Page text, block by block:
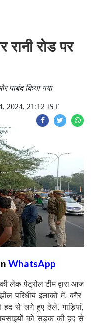
रोड पर
पाबंद किया गया
2024, 21:12 IST
WhatsApp
लेक पेट्रोल टीम द्वारा आज
परिधीय इलाकों में, बगैर
से लगे हुए ठेले, गाड़ियां,
को सड़क की हद से